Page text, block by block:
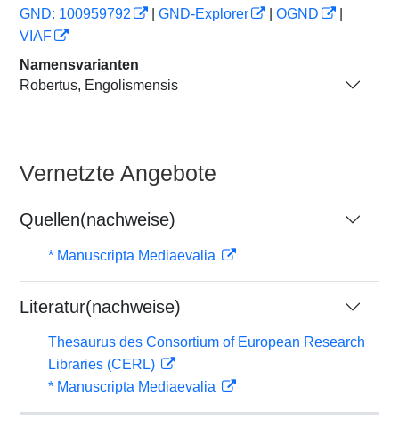
GND: 100959792
GND-Explorer OGND
VIAF
Namensvarianten
Robertus, Engolismensis
Vernetzte Angebote
Quellen(nachweise)
* Manuscripta Mediaevalia
Literatur(nachweise)
Thesaurus des Consortium of European Research
Libraries (CERL)
* Manuscripta Mediaevalia